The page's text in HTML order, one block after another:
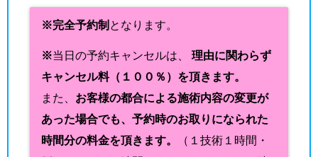
※完全予約制 となります。
※当日の予約キャンセルは、 理由に関わらず
キャンセル料（１００％）を頂きます。
また、 お客様の都合による施術内容の変更が
あった場合でも、予約時のお取りになられた
時間分の料金を頂きます。
（１技術１時間・